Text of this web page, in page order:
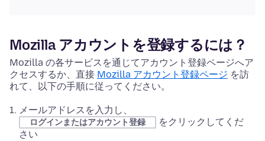
Mozilla アカウントを登録するには？
Mozilla の各サービスを通じてアカウント登録ページへア
クセスするか、直接 Mozilla アカウント登録ページ を訪
れて、以下の手順に従ってください。
メールアドレスを入力し、
ログインまたはアカウント登録
をクリックしてくだ
さい